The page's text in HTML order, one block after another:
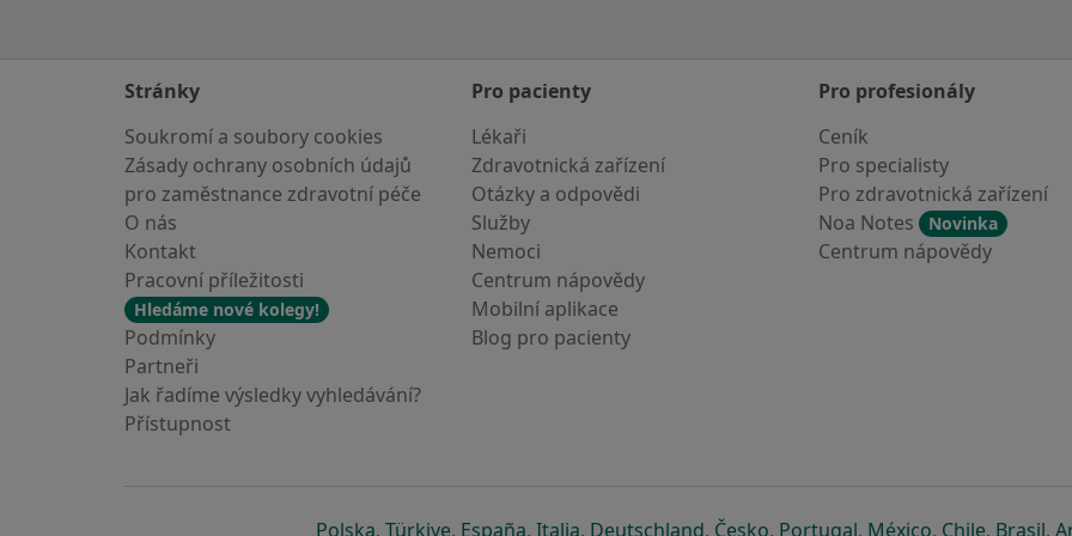
Stránky
Soukromí a soubory cookies
Zásady ochrany osobních údajů
pro zaměstnance zdravotní péče
O nás
Kontakt
Pracovní příležitosti
Hledáme nové kolegy!
Podmínky
Partneři
Jak řadíme výsledky vyhledávání?
Přístupnost
Pro pacienty
Lékaři
Zdravotnická zařízení
Otázky a odpovědi
Služby
Nemoci
Centrum nápovědy
Mobilní aplikace
Blog pro pacienty
Pro profesionály
Ceník
Pro specialisty
Pro zdravotnická zařízení
Noa Notes
Novinka
Centrum nápovědy
Polskase otevře v nové záložce
, Türkiyese otevře v nové záložce
, Españase otevře v nové záložce
, Italiase otevře v nové záložce
, Deutschlandse otevře v nové záložce
, Českose otevře v nové záložce
, Portugalse otevře v nové
, Méxicose otevře v
, Chilese otevře
, Brasilse
,